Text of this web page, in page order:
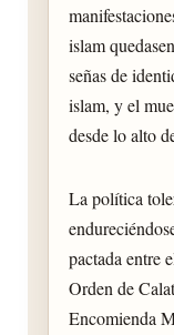
islam
señas de
islam, y el
desde lo alto
La política
pactada entre
Orden de
Encomienda